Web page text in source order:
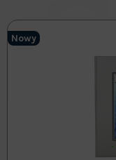
Nowy